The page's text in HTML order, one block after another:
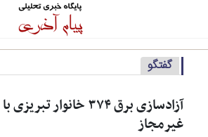
گفتگو
آزادسازی برق ۳۷۴
غیرمجاز